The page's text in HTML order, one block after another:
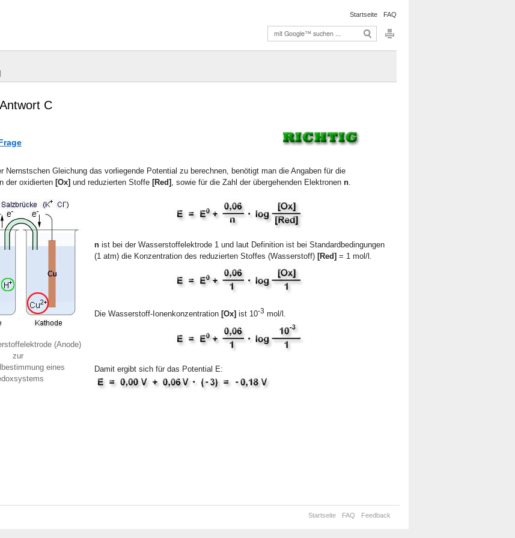
Startseite FAQ
C
Nernstschen Gleichung das vorliegende Potential zu berechnen, benötigt man die Angaben für die
der oxidierten [Ox] und reduzierten Stoffe [Red] , sowie für die Zahl der übergehenden Elektronen n.
(Anode)
zur
eines
n ist bei der Wasserstoffelektrode 1 und laut Definition ist bei Standardbedingungen
(1 atm) die Konzentration des reduzierten Stoffes (Wasserstoff) [Red] = 1 mol/l.
Die Wasserstoff-Ionenkonzentration [Ox] ist 10-3 mol/l.
Damit ergibt sich für das Potential E:
Feedback
Startseite FAQ